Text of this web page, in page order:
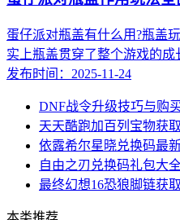
蛋仔派对瓶盖有什么用?瓶盖
实上瓶盖贯穿了整个游戏的成
发布时间：2025-11-24
DNF战令升级技巧与购
天天酷跑加百列宝物获
依露希尔星晓兑换码最
自由之刃兑换码礼包大
最终幻想16恐狼脚链获
本类推荐